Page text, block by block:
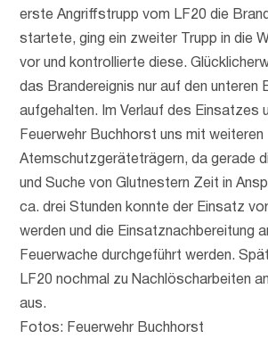
erste Angriffstrupp vom LF20 die
startete, ging ein zweiter Trupp in die
vor und kontrollierte diese.
das Brandereignis nur auf den unteren
aufgehalten. Im Verlauf des Einsatzes
Feuerwehr Buchhorst uns mit weiteren
Atemschutzgeräteträgern, da gerade
und Suche von Glutnestern Zeit in
ca. drei Stunden konnte der Einsatz
werden und die Einsatznachbereitung
Feuerwache durchgeführt werden.
LF20 nochmal zu Nachlöscharbeiten
aus.
Fotos: Feuerwehr Buchhorst